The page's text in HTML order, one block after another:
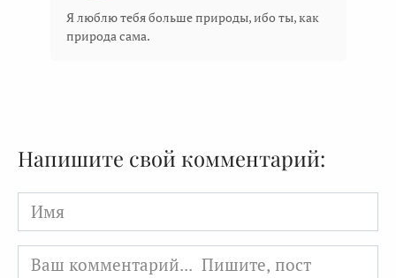
Я люблю тебя больше природы, ибо ты, как
природа сама.
Напишите свой комментарий:
Имя